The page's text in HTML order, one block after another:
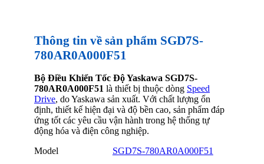
Thông tin về sản phẩm SGD7S-
780AR0A000F51
Bộ Điều Khiển Tốc Độ Yaskawa SGD7S-
780AR0A000F51 là thiết bị thuộc dòng Speed
Drive, do Yaskawa sản xuất. Với chất lượng ổn
định, thiết kế hiện đại và độ bền cao, sản phẩm đáp
ứng tốt các yêu cầu vận hành trong hệ thống tự
động hóa và điện công nghiệp.
Model
SGD7S-780AR0A000F51